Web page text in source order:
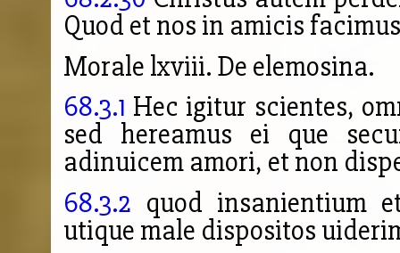
Quod et nos in amicis
Morale lxviii. De elemosina.
68.3.1 Hec igitur scientes,
sed hereamus ei que
adinuicem amori, et non
68.3.2 quod insanientium
utique male dispositos